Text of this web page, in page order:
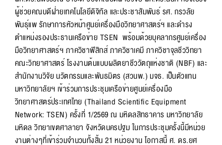
ผู้ช่วยคณบดีฝ่ายเทคโนโลยีดิจิทัล และประชาสัมพันธ์ รศ. กรวลัย
พันธุ์แพ รักษาการหัวหน้าศูนย์เครื่องมือวิทยาศาสตร์ฯ และดำรง
ตำแหน่งรองประธานเครือข่าย TSEN พร้อมด้วยบุคลากรศูนย์เครื่อง
มือวิทยาศาสตร์ฯ ภาควิชาฟิสิกส์ ภาควิชาเคมี ภาควิชาจุลชีววิทยา
คณะวิทยาศาสตร์ โรงงานต้นแบบผลิตยาชีววัตถุแห่งชาติ (NBF) และ
สำนักงานวิจัย นวัตกรรมและพันธมิตร (สวนพ.) มจธ. เป็นตัวแทน
มหาวิทยาลัยฯ เข้าร่วมการประชุมเครือข่ายศูนย์เครื่องมือ
วิทยาศาสตร์ประเทศไทย (Thailand Scientific Equipment
Network: TSEN) ครั้งที่ 1/2569 ณ มหิดลสิทธาคาร มหาวิทยาลัย
มหิดล วิทยาเขตศาลายา จังหวัดนครปฐม ในการประชุมครั้งนี้มีหน่วย
งานต่างๆที่เข้าร่วมจำนวนทั้งสิ้น 21 หน่วยงาน โอกาสนี้ ศ. ดร.ยศ